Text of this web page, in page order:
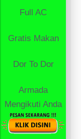
Full AC
Gratis Makan
Dor To Dor
Armada
Mengikuti Anda